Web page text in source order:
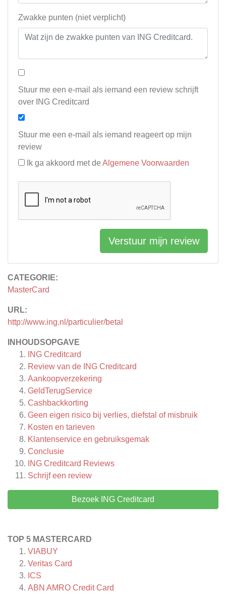
CATEGORIE:
MasterCard
URL:
http://www.ing.nl/particulier/betal
INHOUDSOPGAVE
ING Creditcard
Review van de ING Creditcard
Aankoopverzekering
GeldTerugService
Cashbackkorting
Geen eigen risico bij verlies, diefstal of misbruik
Kosten en tarieven
Klantenservice en gebruiksgemak
Conclusie
ING Creditcard Reviews
Schrijf een review
Bezoek ING Creditcard
TOP 5 MASTERCARD
VIABUY
Veritas Card
ICS
ABN AMRO Credit Card
Zwakke punten (niet verplicht)
Stuur me een e-mail als iemand een review schrijft
over ING Creditcard
Stuur me een e-mail als iemand reageert op mijn
review
Ik ga akkoord met de Algemene Voorwaarden
Verstuur mijn review